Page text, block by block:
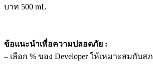
บาท 500 mL
ข้อแนะนำเพื่อความปลอดภัย :
– เลือก % ของ Developer ให้เหมาะสมกับส